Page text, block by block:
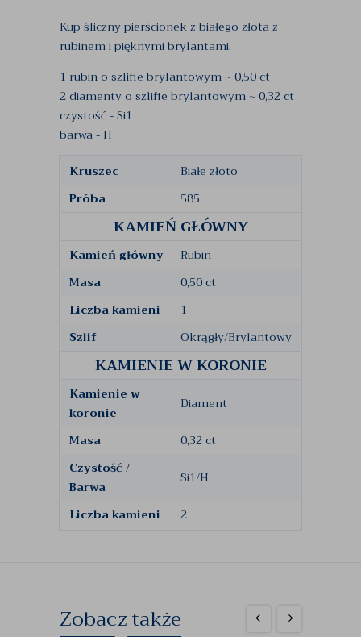
Kup śliczny pierścionek z białego złota z
rubinem i pięknymi brylantami.
1 rubin o szlifie brylantowym ~ 0,50 ct
2 diamenty o szlifie brylantowym ~ 0,32 ct
czystość - Si1
barwa - H
Kruszec
Białe złoto
Próba
585
KAMIEŃ GŁÓWNY
Kamień główny
Rubin
Masa
0,50 ct
Liczba kamieni
1
Szlif
Okrągły/Brylantowy
KAMIENIE W KORONIE
Kamienie w
koronie
Diament
Masa
0,32 ct
Czystość /
Barwa
Si1/H
Liczba kamieni
2
Zobacz także